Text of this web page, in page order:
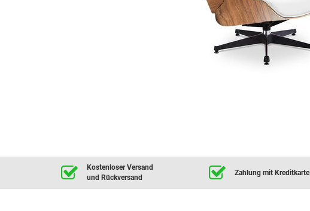
Kostenloser Versand
und Rückversand
Zahlung mit Kreditkarte